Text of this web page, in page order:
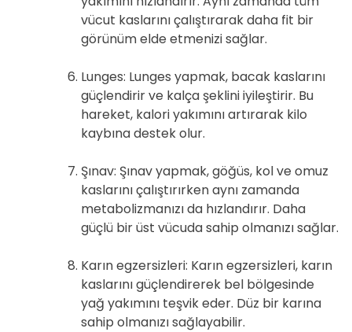
vücut kaslarını çalıştırarak daha fit bir
görünüm elde etmenizi sağlar.
Lunges: Lunges yapmak, bacak kaslarını
güçlendirir ve kalça şeklini iyileştirir. Bu
hareket, kalori yakımını artırarak kilo
kaybına destek olur.
Şınav: Şınav yapmak, göğüs, kol ve omuz
kaslarını çalıştırırken aynı zamanda
metabolizmanızı da hızlandırır. Daha
güçlü bir üst vücuda sahip olmanızı sağlar.
Karın egzersizleri: Karın egzersizleri, karın
kaslarını güçlendirerek bel bölgesinde
yağ yakımını teşvik eder. Düz bir karına
sahip olmanızı sağlayabilir.